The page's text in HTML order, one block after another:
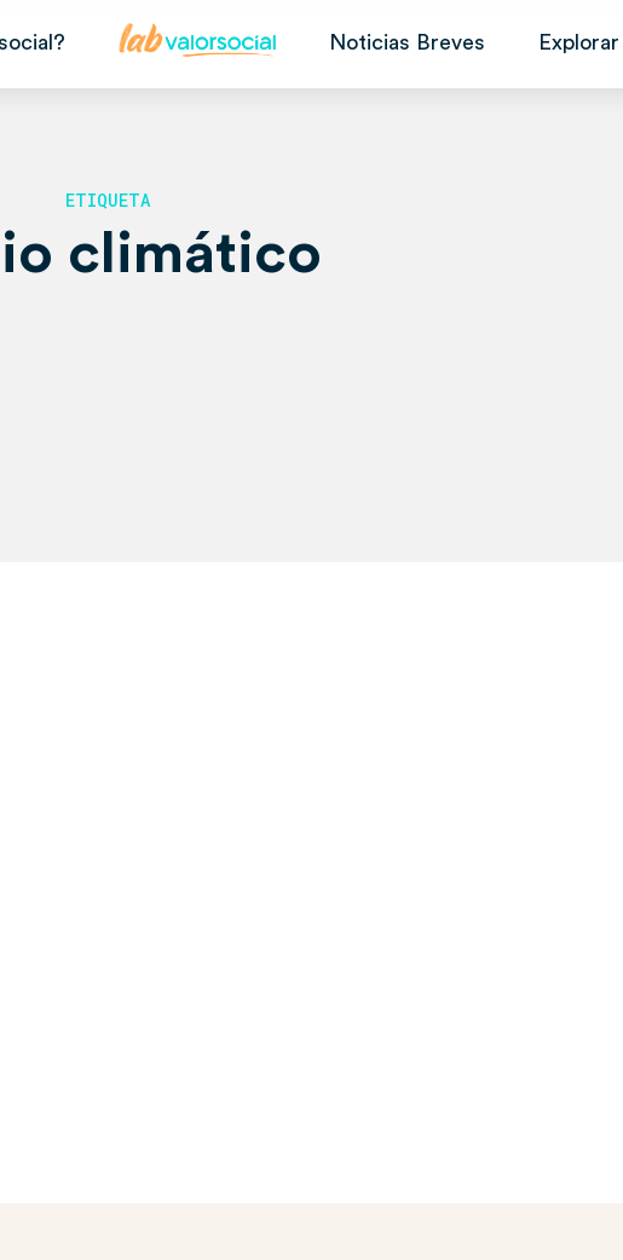
Noticias Breves Explorar
ETIQUETA
climático